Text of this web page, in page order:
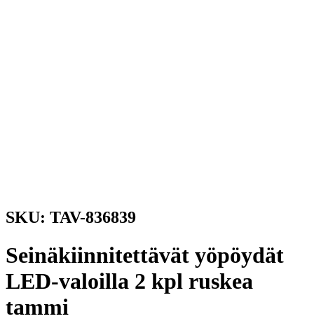
SKU: TAV-836839
Seinäkiinnitettävät yöpöydät
LED-valoilla 2 kpl ruskea
tammi